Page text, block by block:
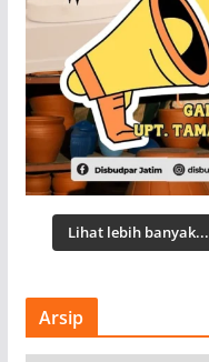
Lihat lebih banyak...
Arsip